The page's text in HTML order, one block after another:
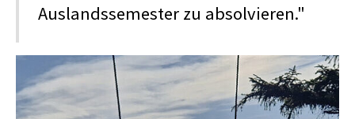
Auslandssemester zu absolvieren."